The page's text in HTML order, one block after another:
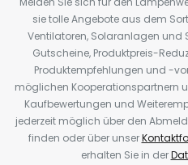
sie tolle Angebote aus dem
Ventilatoren, Solaranlagen und
Gutscheine, Produktpreis-
Produktempfehlungen und -
möglichen Kooperationspartnern
Kaufbewertungen und
jederzeit möglich über den
finden oder über unser
erhalten Sie in der